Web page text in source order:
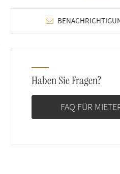
Haben Sie Fragen?
FAQ FÜR